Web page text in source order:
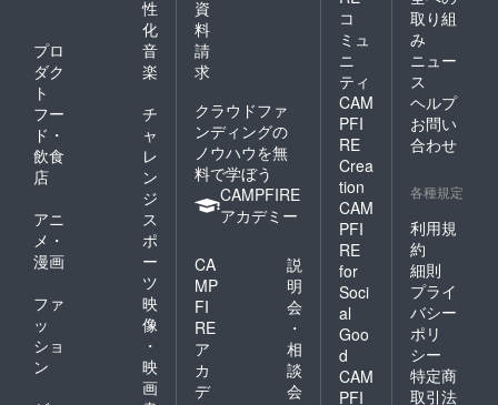
け、より良い商
品を展開してま
いりたいと思っ
ております。是
非ご感想をお伺
いできましたら
幸いです。今後
ともどうぞ宜し
くお願いいたし
ます。
性
化
プロ
ダク
ト
音
楽
フー
ド・
飲食
店
チ
ャ
レ
ン
ジ
アニ
メ・
漫画
ス
ポ
ー
ツ
ファ
ッ
ショ
ン
映
像
・
映
画
資
料
請
求
クラウドファ
ンディングの
ノウハウを無
料で学ぼう
CAMPFIRE
アカデミー
CA
MP
FI
RE
ア
カ
デ
説
明
会
・
相
談
会
コ
ミュ
ニ
ティ
CAM
PFI
RE
Crea
tion
CAM
PFI
RE
for
Soci
al
Goo
d
CAM
PFI
取り組
み
ニュー
ス
ヘルプ
お問い
合わせ
各種規定
利用規
約
細則
プライ
バシー
ポリ
シー
特定商
取引法